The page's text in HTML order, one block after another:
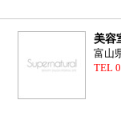
美容
富山
TEL